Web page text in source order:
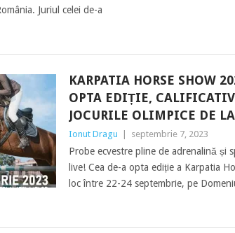
Juriul celei de-a
KARPATIA HORSE SHOW
OPTA EDIȚIE,
JOCURILE OLIMPICE DE
Ionut Dragu septembrie 7, 2023
Probe ecvestre pline de adrenalină și
live! Cea de-a opta ediție a Karpatia
loc între 22-24 septembrie, pe